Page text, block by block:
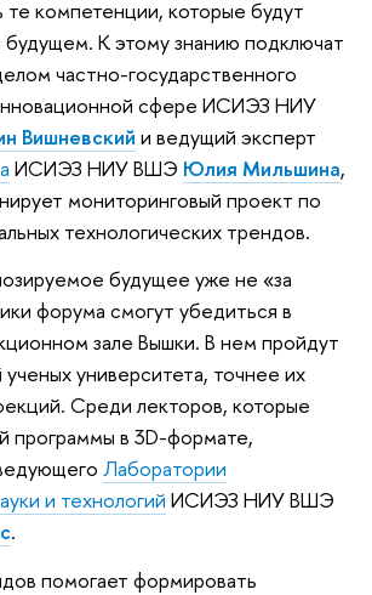
компетенции, которые будут
К этому знанию подключат
частно-государственного
сфере ИСИЭЗ НИУ
Вишневский и ведущий эксперт
ИСИЭЗ НИУ ВШЭ Юлия Мильшина,
мониторинговый проект по
технологических трендов.
будущее уже не «за
форума смогут убедиться в
зале Вышки. В нем пройдут
университета, точнее их
Среди лекторов, которые
программы в 3D-формате,
Лаборатории
и технологий ИСИЭЗ НИУ ВШЭ
.
помогает формировать